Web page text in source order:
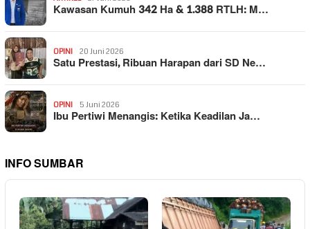
Kawasan Kumuh 342 Ha & 1.388 RTLH: M…
OPINI 20 Juni 2026
Satu Prestasi, Ribuan Harapan dari SD Ne…
OPINI 5 Juni 2026
Ibu Pertiwi Menangis: Ketika Keadilan Ja…
INFO SUMBAR